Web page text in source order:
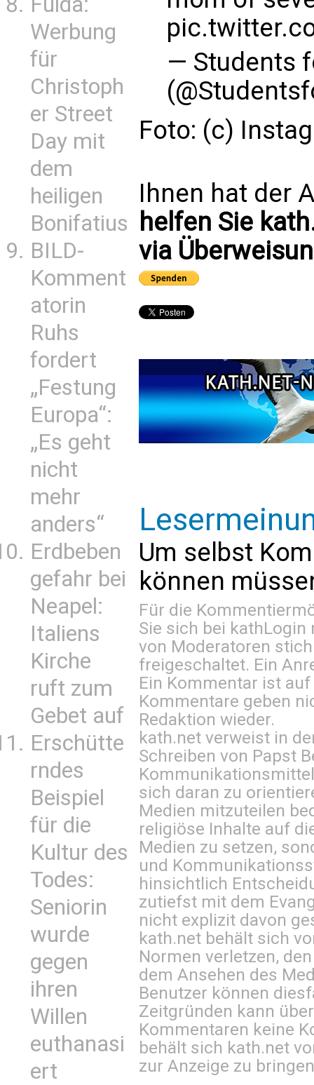
Werbung
für
Christoph
er Street
Day mit
dem
heiligen
Bonifatius
BILD-
Komment
atorin
Ruhs
fordert
„Festung
Europa“:
„Es geht
nicht
mehr
anders“
Erdbeben
gefahr bei
Neapel:
Italiens
Kirche
ruft zum
Gebet auf
Erschütte
rndes
Beispiel
für die
Kultur des
Todes:
Seniorin
wurde
gegen
ihren
Willen
euthanasi
ert
— Students
Foto: (c)
Ihnen hat der
helfen Sie
via
Um selbst
können
Für die
Sie sich bei kathLogin
von Moderatoren
freigeschaltet. Ein
Ein Kommentar ist
Kommentare geben
Redaktion wieder.
kath.net verweist in
Schreiben von Papst
sich daran zu
Medien mitzuteilen
religiöse Inhalte auf
Medien zu setzen,
und
hinsichtlich
zutiefst mit dem
nicht explizit davon
kath.net behält sich
Normen verletzen,
dem Ansehen des
Benutzer können
Zeitgründen kann
Kommentaren keine
behält sich kath.net
zur Anzeige zu